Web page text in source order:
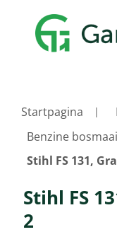
Startpagina
Benzine
Stihl FS 131,
Stihl FS
2